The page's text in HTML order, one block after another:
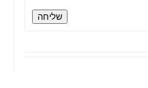
שליחה